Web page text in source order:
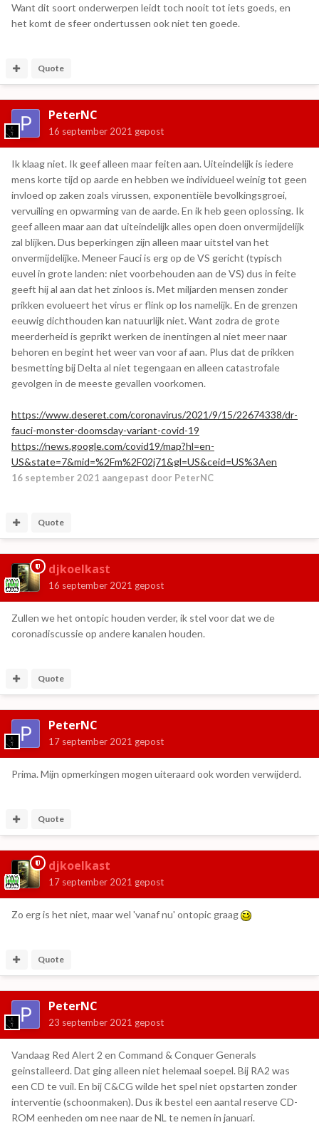
Want dit soort onderwerpen leidt toch nooit tot iets goeds, en
het komt de sfeer ondertussen ook niet ten goede.
Quote
PeterNC
16 september 2021 gepost
Ik klaag niet. Ik geef alleen maar feiten aan. Uiteindelijk is iedere
mens korte tijd op aarde en hebben we individueel weinig tot geen
invloed op zaken zoals virussen, exponentiële bevolkingsgroei,
vervuiling en opwarming van de aarde. En ik heb geen oplossing. Ik
geef alleen maar aan dat uiteindelijk alles open doen onvermijdelijk
zal blijken. Dus beperkingen zijn alleen maar uitstel van het
onvermijdelijke. Meneer Fauci is erg op de VS gericht (typisch
euvel in grote landen: niet voorbehouden aan de VS) dus in feite
geeft hij al aan dat het zinloos is. Met miljarden mensen zonder
prikken evolueert het virus er flink op los namelijk. En de grenzen
eeuwig dichthouden kan natuurlijk niet. Want zodra de grote
meerderheid is geprikt werken de inentingen al niet meer naar
behoren en begint het weer van voor af aan. Plus dat de prikken
besmetting bij Delta al niet tegengaan en alleen catastrofale
gevolgen in de meeste gevallen voorkomen.
https://www.deseret.com/coronavirus/2021/9/15/22674338/dr-
fauci-monster-doomsday-variant-covid-19
https://news.google.com/covid19/map?hl=en-
US&state=7&mid=%2Fm%2F02j71&gl=US&ceid=US%3Aen
16 september 2021 aangepast door PeterNC
Quote
djkoelkast
16 september 2021 gepost
Zullen we het ontopic houden verder, ik stel voor dat we de
coronadiscussie op andere kanalen houden.
Quote
PeterNC
17 september 2021 gepost
Prima. Mijn opmerkingen mogen uiteraard ook worden verwijderd.
Quote
djkoelkast
17 september 2021 gepost
Zo erg is het niet, maar wel 'vanaf nu' ontopic graag
Quote
PeterNC
23 september 2021 gepost
Vandaag Red Alert 2 en Command & Conquer Generals
geinstalleerd. Dat ging alleen niet helemaal soepel. Bij RA2 was
een CD te vuil. En bij C&CG wilde het spel niet opstarten zonder
interventie (schoonmaken). Dus ik bestel een aantal reserve CD-
ROM eenheden om nee naar de NL te nemen in januari.